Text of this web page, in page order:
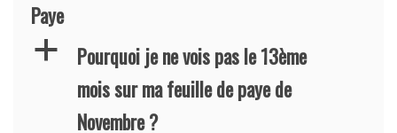
Paye
a
Pourquoi je ne vois pas le 13ème
mois sur ma feuille de paye de
Novembre ?